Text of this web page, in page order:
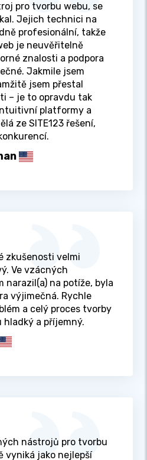
pro tvorbu webu, se
Jejich technici na
profesionální, takže
je neuvěřitelně
znalosti a podpora
Jakmile jsem
jsem přestal
– je to opravdu tak
platformy a
ze SITE123 řešení,
zkušenosti velmi
Ve vzácných
narazil(a) na potíže, byla
výjimečná. Rychle
a celý proces tvorby
a příjemný.
nástrojů pro tvorbu
vyniká jako nejlepší